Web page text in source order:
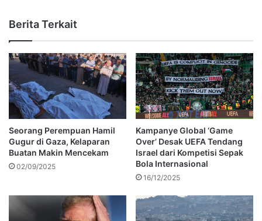
Berita Terkait
Seorang Perempuan Hamil
Gugur di Gaza, Kelaparan
Buatan Makin Mencekam
02/09/2025
Kampanye Global ‘Game
Over’ Desak UEFA Tendang
Israel dari Kompetisi Sepak
Bola Internasional
16/12/2025